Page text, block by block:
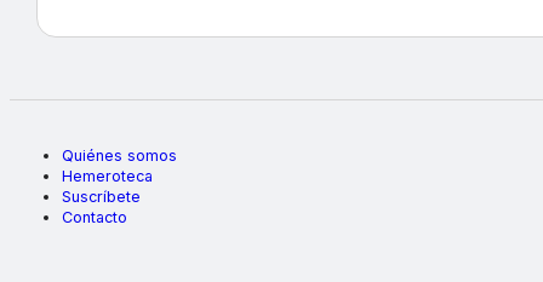
Quiénes somos
Hemeroteca
Suscríbete
Contacto